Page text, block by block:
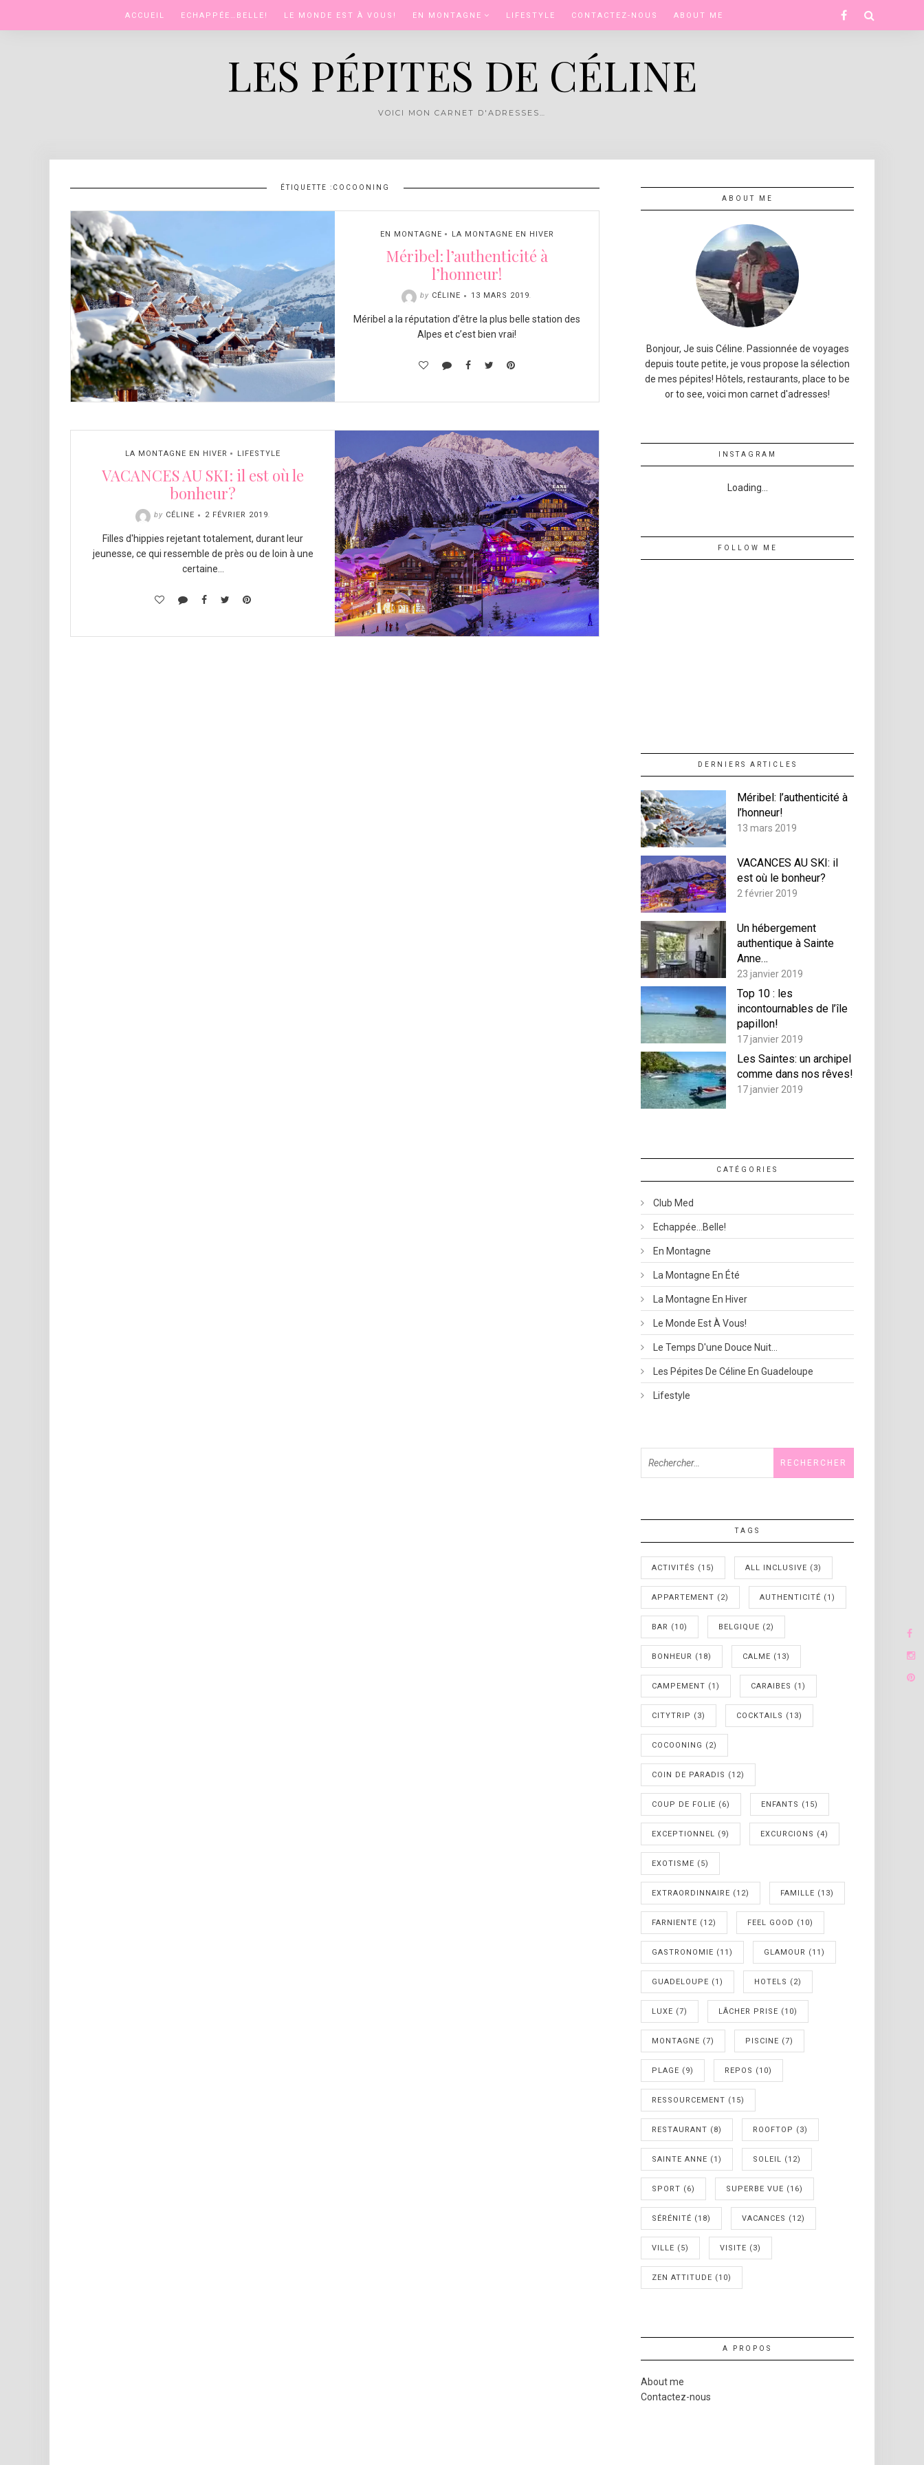
ACCUEIL ECHAPPÉE…BELLE! LE MONDE EST À VOUS! EN MONTAGNE LIFESTYLE CONTACTEZ-NOUS ABOUT ME Facebook
LES PÉPITES DE CÉLINE
VOICI MON CARNET D'ADRESSES…
ÉTIQUETTE : COCOONING
EN MONTAGNE LA MONTAGNE EN HIVER
Méribel: l’authenticité à
l’honneur!
by CÉLINE 13 MARS 2019.
Méribel a la réputation d’être la plus belle station des
Alpes et c’est bien vrai!
LA MONTAGNE EN HIVER LIFESTYLE
VACANCES AU SKI: il est où le
bonheur?
by CÉLINE 2 FÉVRIER 2019.
Filles d'hippies rejetant totalement, durant leur
jeunesse, ce qui ressemble de près ou de loin à une
certaine…
ABOUT ME
Bonjour, Je suis Céline. Passionnée de voyages
depuis toute petite, je vous propose la sélection
de mes pépites! Hôtels, restaurants, place to be
or to see, voici mon carnet d'adresses!
INSTAGRAM
Loading...
FOLLOW ME
DERNIERS ARTICLES
Méribel: l’authenticité à
l’honneur!
13 mars 2019
VACANCES AU SKI: il
est où le bonheur?
2 février 2019
Un hébergement
authentique à Sainte
Anne…
23 janvier 2019
Top 10 : les
incontournables de l’île
papillon!
17 janvier 2019
Les Saintes: un archipel
comme dans nos rêves!
17 janvier 2019
CATÉGORIES
Club Med
Echappée…belle!
En Montagne
La Montagne En Été
La Montagne En Hiver
Le Monde Est À Vous!
Le Temps D'une Douce Nuit…
Les Pépites De Céline En Guadeloupe
Lifestyle
TAGS
ACTIVITÉS (15) ALL INCLUSIVE (3)
APPARTEMENT (2) AUTHENTICITÉ (1)
BAR (10) BELGIQUE (2)
BONHEUR (18) CALME (13)
CAMPEMENT (1) CARAIBES (1)
CITYTRIP (3) COCKTAILS (13)
COCOONING (2)
COIN DE PARADIS (12)
COUP DE FOLIE (6) ENFANTS (15)
EXCEPTIONNEL (9) EXCURCIONS (4)
EXOTISME (5)
EXTRAORDINNAIRE (12) FAMILLE (13)
FARNIENTE (12) FEEL GOOD (10)
GASTRONOMIE (11) GLAMOUR (11)
GUADELOUPE (1) HOTELS (2)
LUXE (7) LÂCHER PRISE (10)
MONTAGNE (7) PISCINE (7)
PLAGE (9) REPOS (10)
RESSOURCEMENT (15)
RESTAURANT (8) ROOFTOP (3)
SAINTE ANNE (1) SOLEIL (12)
SPORT (6) SUPERBE VUE (16)
SÉRÉNITÉ (18) VACANCES (12)
VILLE (5) VISITE (3)
ZEN ATTITUDE (10)
A PROPOS
About me
Contactez-nous